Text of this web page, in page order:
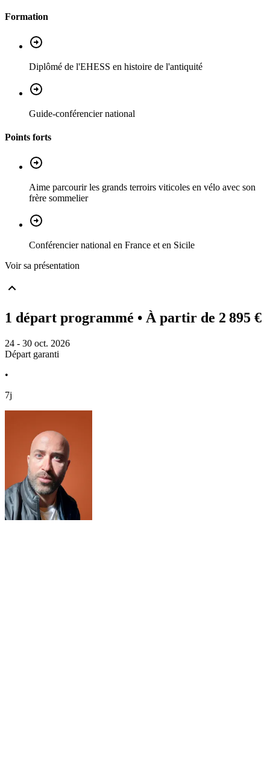
Formation
Diplômé de l'EHESS en histoire de l'antiquité
Guide-conférencier national
Points forts
Aime parcourir les grands terroirs viticoles en vélo avec son
frère sommelier
Conférencier national en France et en Sicile
Voir sa présentation
1 départ programmé • À partir de 2 895 €
24 - 30 oct. 2026
Départ garanti
•
7j